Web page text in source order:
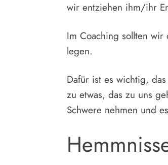
wir entziehen ihm/ihr
Im Coaching sollten
legen.
Dafür ist es wichtig,
zu etwas, das zu uns
Schwere nehmen und